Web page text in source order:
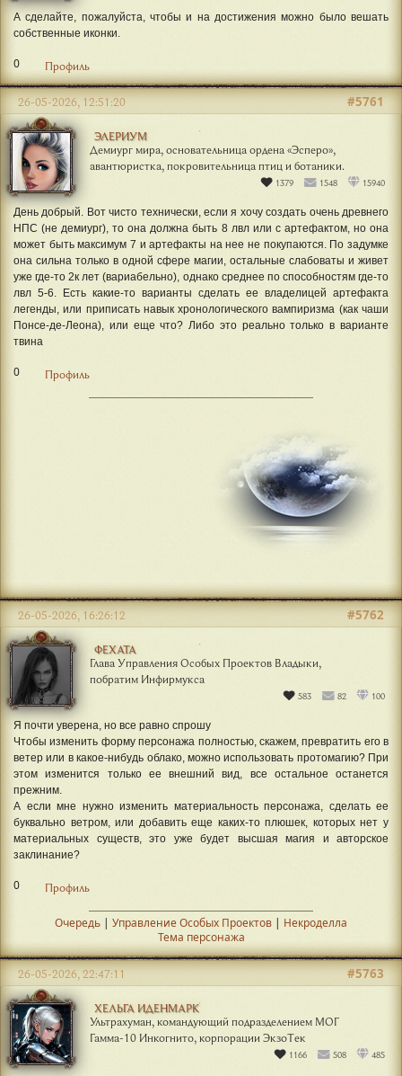
А сделайте, пожалуйста, чтобы и на достижения можно было вешать
собственные иконки.
0 Профиль
ЭЛЕРИУМ
Демиург мира, основательница ордена «Эсперо»,
авантюристка, покровительница птиц и ботаники.
1379 1548 15940
#5761
26-05-2026, 12:51:20
День добрый. Вот чисто технически, если я хочу создать очень древнего
НПС (не демиург), то она должна быть 8 лвл или с артефактом, но она
может быть максимум 7 и артефакты на нее не покупаются. По задумке
она сильна только в одной сфере магии, остальные слабоваты и живет
уже где-то 2к лет (вариабельно), однако среднее по способностям где-то
лвл 5-6. Есть какие-то варианты сделать ее владелицей артефакта
легенды, или приписать навык хронологического вампиризма (как чаши
Понсе-де-Леона), или еще что? Либо это реально только в варианте
твина
0 Профиль
ФЕХАТА
Глава Управления Особых Проектов Владыки,
побратим Инфирмукса
583 82 100
#5762
26-05-2026, 16:26:12
Я почти уверена, но все равно спрошу
Чтобы изменить форму персонажа полностью, скажем, превратить его в
ветер или в какое-нибудь облако, можно использовать протомагию? При
этом изменится только ее внешний вид, все остальное останется
прежним.
А если мне нужно изменить материальность персонажа, сделать ее
буквально ветром, или добавить еще каких-то плюшек, которых нет у
материальных существ, это уже будет высшая магия и авторское
заклинание?
0 Профиль
Очередь | Управление Особых Проектов | Некроделла
Тема персонажа
ХЕЛЬГА ИДЕНМАРК
Ультрахуман, командующий подразделением МОГ
Гамма-10 Инкогнито, корпорации ЭкзоТек
1166 508 485
#5763
26-05-2026, 22:47:11